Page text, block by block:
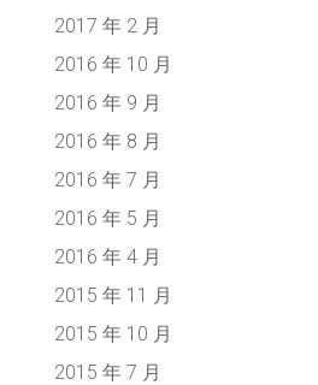
2017 年 2 月
2016 年 10 月
2016 年 9 月
2016 年 8 月
2016 年 7 月
2016 年 5 月
2016 年 4 月
2015 年 11 月
2015 年 10 月
2015 年 7 月